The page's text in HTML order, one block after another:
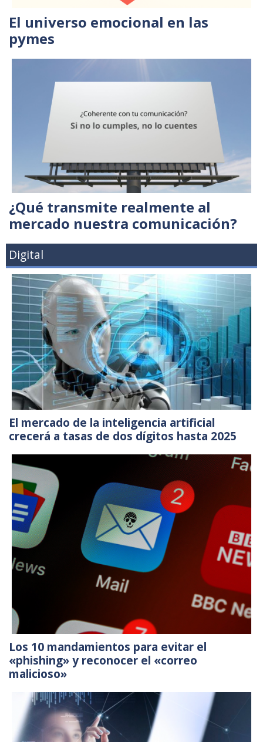
El universo emocional en las
pymes
¿Qué transmite realmente al
mercado nuestra comunicación?
Digital
El mercado de la inteligencia artificial
crecerá a tasas de dos dígitos hasta 2025
Los 10 mandamientos para evitar el
«phishing» y reconocer el «correo
malicioso»